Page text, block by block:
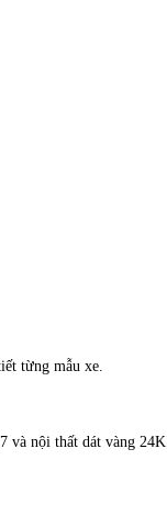
từng mẫu xe.
và nội thất dát vàng 24K.